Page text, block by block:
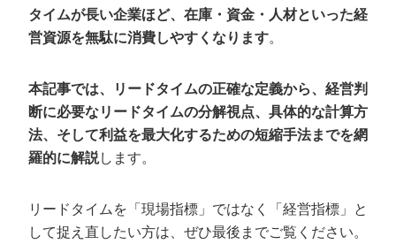
定額LINE運用代行『LINEマキトルくん』
採用YouTubeチャンネル構築『トリトル』
広告運用
会社概要・役員紹介
代表メッセージ（岩野圭佑）
取締役メッセージ（株本祐己）
業務委託
動画ディレクター
タイムが長い企業ほど、在庫・資金・人材といった経
営資源を無駄に消費しやすくなります。
本記事では、リードタイムの正確な定義から、経営判
断に必要なリードタイムの分解視点、具体的な計算方
法、そして利益を最大化するための短縮手法までを網
羅的に解説します。
リードタイムを「現場指標」ではなく「経営指標」と
して捉え直したい方は、ぜひ最後までご覧ください。